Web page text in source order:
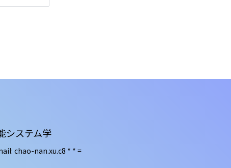
システム学
chao-nan.xu.c8 * * =